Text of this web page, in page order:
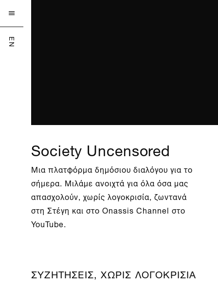

EN
Society Uncensored
Μια πλατφόρμα δημόσιου διαλόγου για το
σήμερα. Μιλάμε ανοιχτά για όλα όσα μας
απασχολούν, χωρίς λογοκρισία, ζωντανά
στη Στέγη και στο Onassis Channel στο
YouTube.
ΣΥΖΗΤΗΣΕΙΣ, ΧΩΡΙΣ ΛΟΓΟΚΡΙΣΙΑ